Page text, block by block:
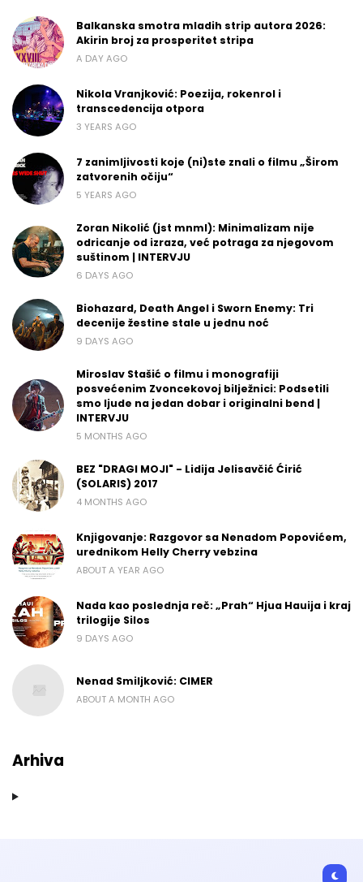
Balkanska smotra mladih strip autora 2026:
Akirin broj za prosperitet stripa
A DAY AGO
Nikola Vranjković: Poezija, rokenrol i
transcedencija otpora
3 YEARS AGO
7 zanimljivosti koje (ni)ste znali o filmu „Širom
zatvorenih očiju“
5 YEARS AGO
Zoran Nikolić (jst mnml): Minimalizam nije
odricanje od izraza, već potraga za njegovom
suštinom | INTERVJU
6 DAYS AGO
Biohazard, Death Angel i Sworn Enemy: Tri
decenije žestine stale u jednu noć
9 DAYS AGO
Miroslav Stašić o filmu i monografiji
posvećenim Zvoncekovoj bilježnici: Podsetili
smo ljude na jedan dobar i originalni bend |
INTERVJU
5 MONTHS AGO
BEZ "DRAGI MOJI" - Lidija Jelisavčić Ćirić
(SOLARIS) 2017
4 MONTHS AGO
Knjigovanje: Razgovor sa Nenadom Popovićem,
urednikom Helly Cherry vebzina
ABOUT A YEAR AGO
Nada kao poslednja reč: „Prah“ Hjua Hauija i kraj
trilogije Silos
9 DAYS AGO
Nenad Smiljković: CIMER
ABOUT A MONTH AGO
Arhiva